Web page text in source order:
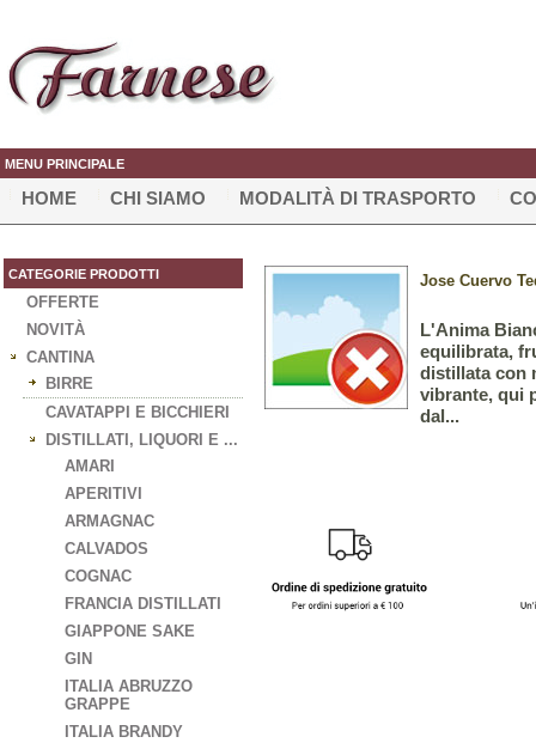
MENU PRINCIPALE
HOME CHI SIAMO MODALITÀ DI TRASPORTO
CATEGORIE PRODOTTI
OFFERTE
NOVITÀ
CANTINA
BIRRE
CAVATAPPI E BICCHIERI
DISTILLATI, LIQUORI E ...
AMARI
APERITIVI
ARMAGNAC
CALVADOS
COGNAC
FRANCIA DISTILLATI
GIAPPONE SAKE
GIN
ITALIA ABRUZZO
GRAPPE
ITALIA BRANDY
Jose Cuervo
L'Anima
equilibrata,
distillata con
vibrante, qui
dal...